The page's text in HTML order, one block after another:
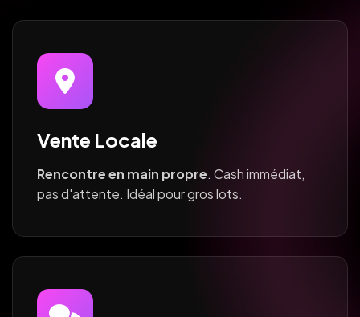
Vente Locale
Rencontre en main propre. Cash immédiat,
pas d'attente. Idéal pour gros lots.